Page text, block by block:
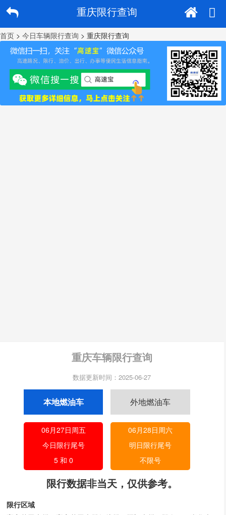
重庆限行查询
首页 > 今日车辆限行查询 > 重庆限行查询
重庆车辆限行查询
数据更新时间：2025-06-27
本地燃油车 外地燃油车
06月27日周五
今日限行尾号
5 和 0
06月28日周六
明日限行尾号
不限号
限行数据非当天，仅供参考。
限行区域